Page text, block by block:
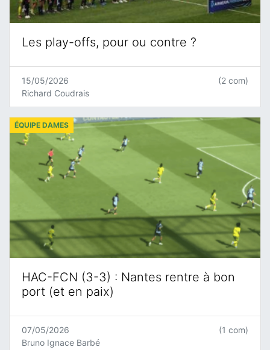
Les play-offs, pour ou contre ?
15/05/2026
Richard Coudrais
(2 com)
HAC-FCN (3-3) : Nantes rentre à bon
port (et en paix)
ÉQUIPE DAMES
07/05/2026
Bruno Ignace Barbé
(1 com)